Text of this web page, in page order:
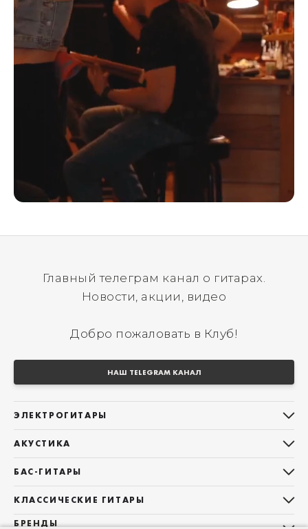
Главный телеграм канал о гитарах.
Новости, акции, видео
Добро пожаловать в Клуб!
НАШ TELEGRAM КАНАЛ
ЭЛЕКТРОГИТАРЫ
Telecaster
Les Paul
АКУСТИКА
Фолки (ОМ, 000, 00)
Гранд Аудиториум
БАС-ГИТАРЫ
КЛАССИЧЕСКИЕ ГИТАРЫ
Все классические гитары
БРЕНДЫ